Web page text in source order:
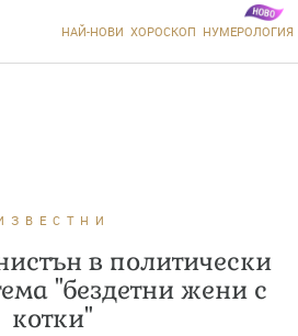
НАЙ-НОВИ ХОРОСКОП НУМЕРОЛОГИЯ
в политически
"бездетни жени с
котки"